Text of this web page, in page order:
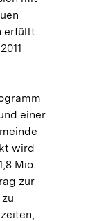
erfüllt.
einer
wird
Mio.
zur